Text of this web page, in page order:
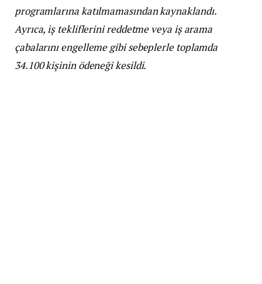
programlarına katılmamasından kaynaklandı.
Ayrıca, iş tekliflerini reddetme veya iş arama
çabalarını engelleme gibi sebeplerle toplamda
34.100 kişinin ödeneği kesildi.